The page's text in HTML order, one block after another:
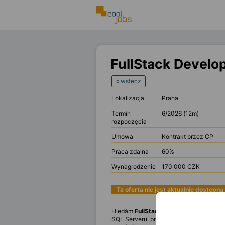
FullStack
« wstecz
Lokalizacja
Praha
Termin
rozpoczęcia
6/2026 (12m)
Umowa
Kontrakt przez CP
Praca zdalna
60%
Wynagrodzenie
170 000 CZK
Ta oferta nie jest aktualnie dostępna
Hledám FullStack vývojáře s
SQL Serveru, práci s in-memory